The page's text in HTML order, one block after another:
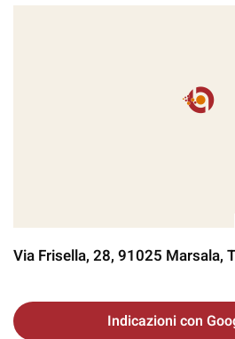
Via Frisella, 28, 91025 Marsala,
Indicazioni con